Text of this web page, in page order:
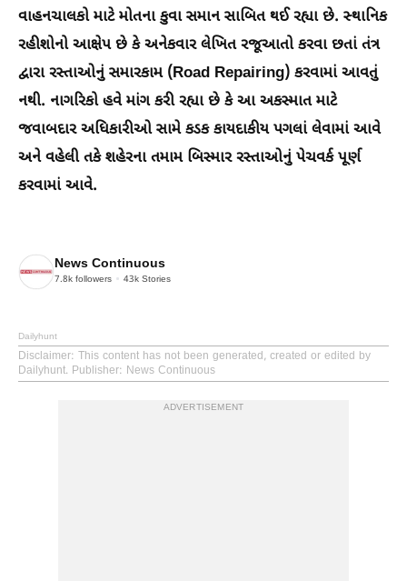
વાહનચાલકો માટે મોતના કુવા સમાન સાબિત થઈ રહ્યા છે. સ્થાનિક
રહીશોનો આક્ષેપ છે કે અનેકવાર લેખિત રજૂઆતો કરવા છતાં તંત્ર
દ્વારા રસ્તાઓનું સમારકામ (Road Repairing) કરવામાં આવતું
નથી. નાગરિકો હવે માંગ કરી રહ્યા છે કે આ અકસ્માત માટે
જવાબદાર અધિકારીઓ સામે કડક કાયદાકીય પગલાં લેવામાં આવે
અને વહેલી તકે શહેરના તમામ બિસ્માર રસ્તાઓનું પેચવર્ક પૂર્ણ
કરવામાં આવે.
News Continuous
7.8k followers 43k Stories
Dailyhunt
Disclaimer: This content has not been generated, created or edited by
Dailyhunt. Publisher: News Continuous
ADVERTISEMENT